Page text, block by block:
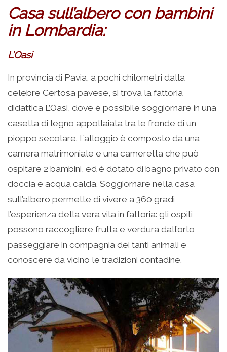
Casa sull’albero con bambini
in Lombardia:
L’Oasi
In provincia di Pavia, a pochi chilometri dalla
celebre Certosa pavese, si trova la fattoria
didattica L’Oasi, dove è possibile soggiornare in una
casetta di legno appollaiata tra le fronde di un
pioppo secolare. L’alloggio è composto da una
camera matrimoniale e una cameretta che può
ospitare 2 bambini, ed è dotato di bagno privato con
doccia e acqua calda. Soggiornare nella casa
sull’albero permette di vivere a 360 gradi
l’esperienza della vera vita in fattoria: gli ospiti
possono raccogliere frutta e verdura dall’orto,
passeggiare in compagnia dei tanti animali e
conoscere da vicino le tradizioni contadine.